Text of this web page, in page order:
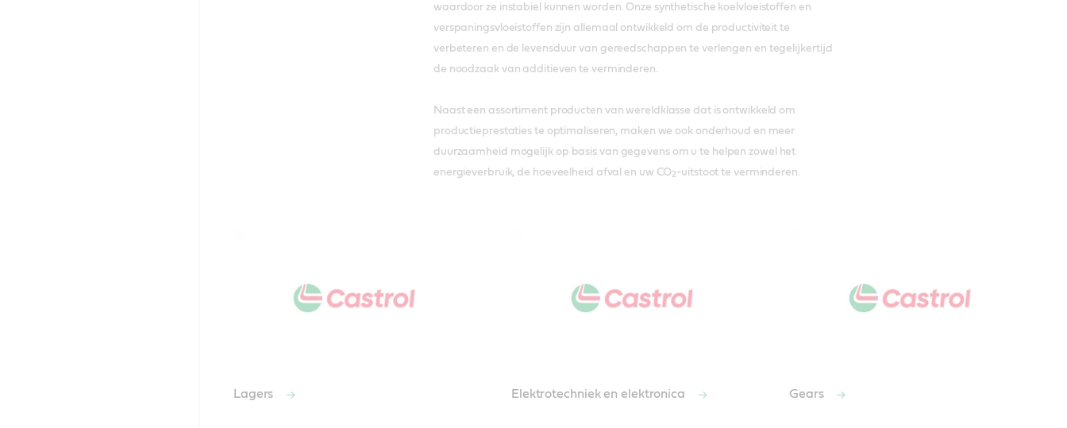
waardoor ze instabiel kunnen worden. Onze synthetische koelvloeistoffen en
verspaningsvloeistoffen zijn allemaal ontwikkeld om de productiviteit te
verbeteren en de levensduur van gereedschappen te verlengen en tegelijkertijd
de noodzaak van additieven te verminderen.
Naast een assortiment producten van wereldklasse dat is ontwikkeld om
productieprestaties te optimaliseren, maken we ook onderhoud en meer
duurzaamheid mogelijk op basis van gegevens om u te helpen zowel het
energieverbruik, de hoeveelheid afval en uw CO2 -uitstoot te verminderen.
Lagers Elektrotechniek en elektronica Gears